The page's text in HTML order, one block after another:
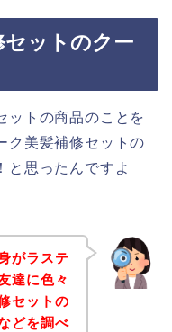
ットのクー
ットの商品のことを
ク美髪補修セットの
と思ったんですよ
がラステ
達に色々
セットの
どを調べ